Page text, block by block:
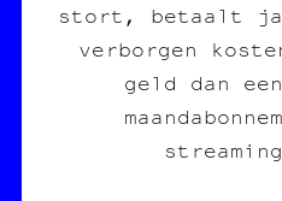
stort, betaalt
verborgen
geld dan